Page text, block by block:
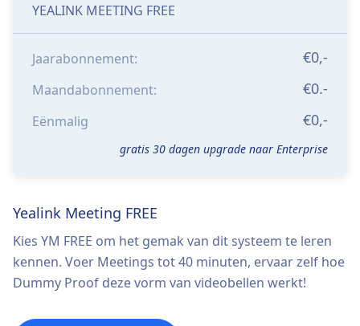
YEALINK MEETING FREE
Jaarabonnement: €0,-
Maandabonnement: €0.-
Eënmalig €0,-
gratis 30 dagen upgrade naar Enterprise
Yealink Meeting FREE
Kies YM FREE om het gemak van dit systeem te leren
kennen. Voer Meetings tot 40 minuten, ervaar zelf hoe
Dummy Proof deze vorm van videobellen werkt!